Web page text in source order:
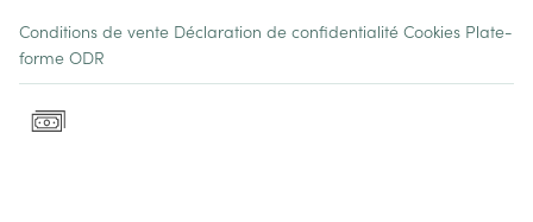
Conditions de vente Déclaration de confidentialité Cookies Plate-
forme ODR